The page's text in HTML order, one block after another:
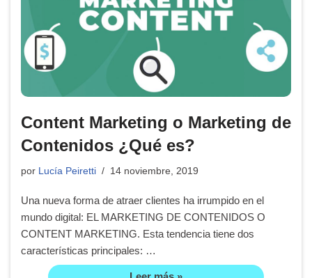
Content Marketing o Marketing de
Contenidos ¿Qué es?
por Lucía Peiretti 14 noviembre, 2019
Una nueva forma de atraer clientes ha irrumpido en el
mundo digital: EL MARKETING DE CONTENIDOS O
CONTENT MARKETING. Esta tendencia tiene dos
características principales: …